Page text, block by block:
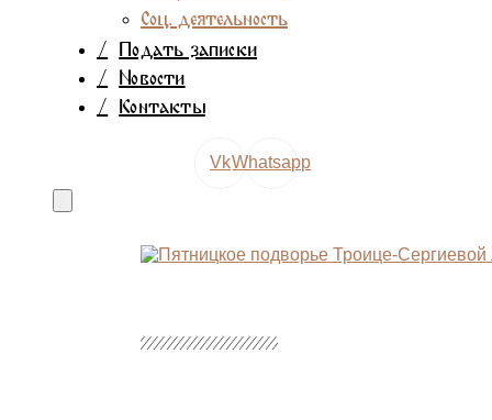
Соц. деятельность
/ Подать записки
/ Новости
/ Контакты
VkWhatsapp